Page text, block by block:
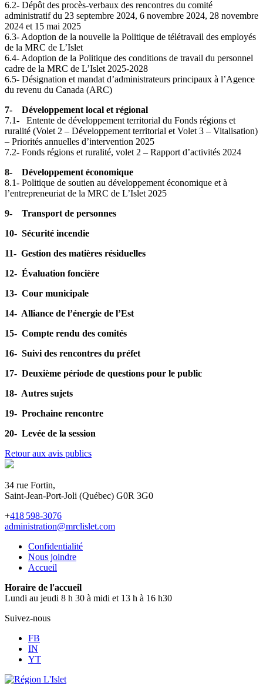
6.2- Dépôt des procès-verbaux des rencontres du comité
administratif du 23 septembre 2024, 6 novembre 2024, 28 novembre
2024 et 15 mai 2025
6.3- Adoption de la nouvelle la Politique de télétravail des employés
de la MRC de L’Islet
6.4- Adoption de la Politique des conditions de travail du personnel
cadre de la MRC de L’Islet 2025-2028
6.5- Désignation et mandat d’administrateurs principaux à l’Agence
du revenu du Canada (ARC)
7- Développement local et régional
7.1- Entente de développement territorial du Fonds régions et
ruralité (Volet 2 – Développement territorial et Volet 3 – Vitalisation)
– Priorités annuelles d’intervention 2025
7.2- Fonds régions et ruralité, volet 2 – Rapport d’activités 2024
8- Développement économique
8.1- Politique de soutien au développement économique et à
l’entrepreneuriat de la MRC de L’Islet 2025
9- Transport de personnes
10- Sécurité incendie
11- Gestion des matières résiduelles
12- Évaluation foncière
13- Cour municipale
14- Alliance de l’énergie de l’Est
15- Compte rendu des comités
16- Suivi des rencontres du préfet
17- Deuxième période de questions pour le public
18- Autres sujets
19- Prochaine rencontre
20- Levée de la session
Retour aux avis publics
34 rue Fortin,
Saint-Jean-Port-Joli (Québec) G0R 3G0
+418 598-3076
administration@mrclislet.com
Confidentialité
Nous joindre
Accueil
Horaire de l'accueil
Lundi au jeudi 8 h 30 à midi et 13 h à 16 h30
Suivez-nous
FB
IN
YT